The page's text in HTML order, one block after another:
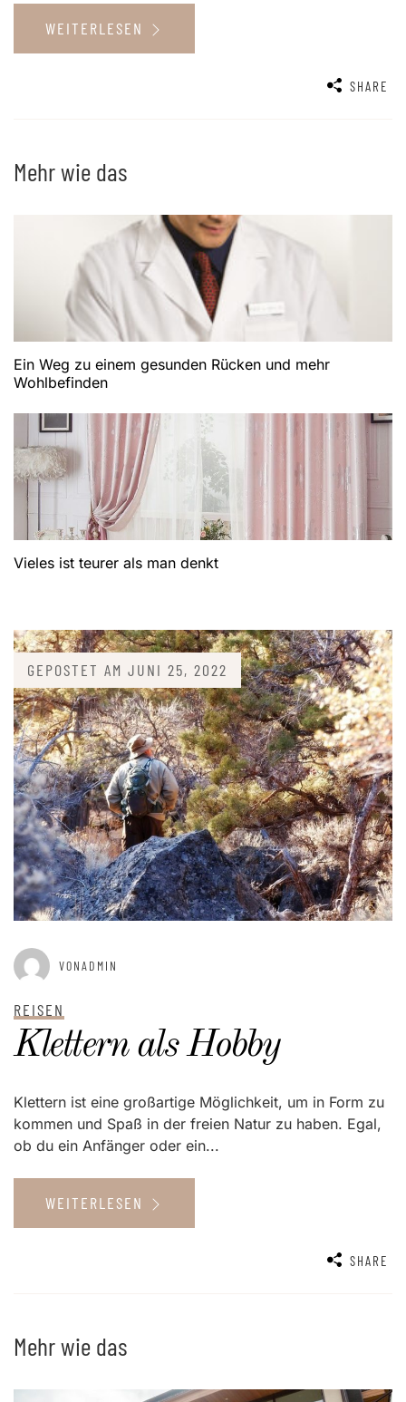
WEITERLESEN
SHARE
Mehr wie das
Ein Weg zu einem gesunden Rücken und mehr
Wohlbefinden
Vieles ist teurer als man denkt
GEPOSTET AM JUNI 25, 2022
VONADMIN
REISEN
Klettern als Hobby
Klettern ist eine großartige Möglichkeit, um in Form zu
kommen und Spaß in der freien Natur zu haben. Egal,
ob du ein Anfänger oder ein...
WEITERLESEN
SHARE
Mehr wie das